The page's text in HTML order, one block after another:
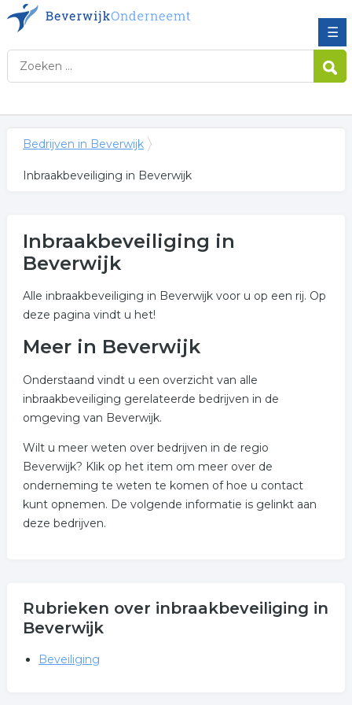
☰
Bedrijven in Beverwijk
Inbraakbeveiliging in Beverwijk
Inbraakbeveiliging in
Beverwijk
Alle inbraakbeveiliging in Beverwijk voor u op een rij. Op
deze pagina vindt u het!
Meer in Beverwijk
Onderstaand vindt u een overzicht van alle
inbraakbeveiliging gerelateerde bedrijven in de
omgeving van Beverwijk.
Wilt u meer weten over bedrijven in de regio
Beverwijk? Klik op het item om meer over de
onderneming te weten te komen of hoe u contact
kunt opnemen. De volgende informatie is gelinkt aan
deze bedrijven.
Rubrieken over inbraakbeveiliging in
Beverwijk
Beveiliging